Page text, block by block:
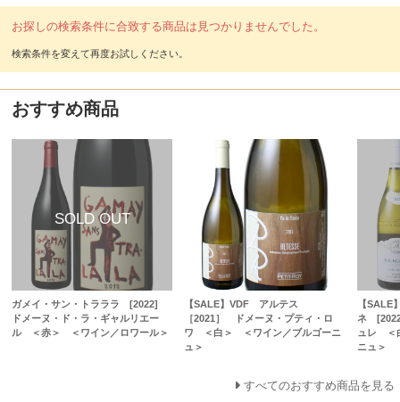
お探しの検索条件に合致する商品は見つかりませんでした。
おすすめ商品
ガメイ・サン・トラララ [2022]
ドメーヌ・ド・ラ・ギャルリエー
ル ＜赤＞ ＜ワイン／ロワール＞
【SALE】VDF アルテス
［2021］ ドメーヌ・プティ・ロ
ワ ＜白＞ ＜ワイン／ブルゴーニ
ュ＞
【SALE
ネ
ュレ ＜
ニュ＞
すべてのおすすめ商品を見る